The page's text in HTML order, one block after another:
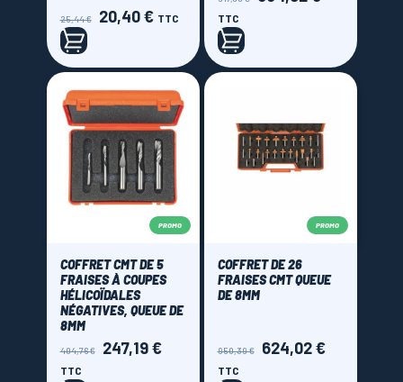
Prix
de
base
25,44 € Prix
20,40 € TTC
de
base
TTC
PROMO
COFFRET CMT DE 5
FRAISES À COUPES
HÉLICOÏDALES
NÉGATIVES, QUEUE DE
8MM
Prix
de
404,76 € Prix
247,19 €
TTC
PROMO
COFFRET DE 26
FRAISES CMT QUEUE
DE 8MM
Prix
de
950,39 € Prix
624,02 €
TTC